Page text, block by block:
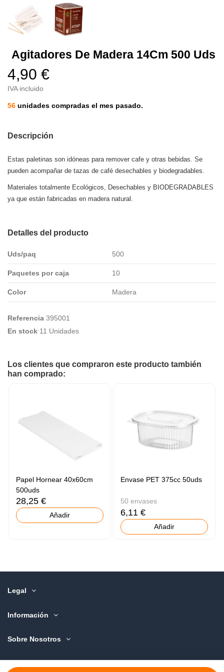
Agitadores De Madera 14Cm 500 Uds
4,90 €
IVA incluido
56 unidades compradas el mes pasado.
Descripción
Estas paletinas son idóneas para remover cafe y otras bebidas. Se
pueden acompañar de tazas de café desechables y biodegradables.
Materiales totalmente Ecológicos, Desechables y BIODEGRADABLES
ya que están fabricadas en madera natural.
Detalles del producto
Uds/paq 500
Paquetes por caja 10
Color Madera
Referencia 395001
En stock 11 Unidades
Los clientes que compraron este producto también
han comprado:
Papel Hornear 40x60cm
500uds
28,25 €
Añadir
Envase PET 375cc 50uds
50 envases
6,11 €
Añadir
Legal
Información
Sobre Nosotros